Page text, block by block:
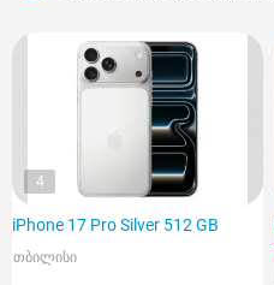
4
iPhone 17 Pro Silver 512 GB
თბილისი